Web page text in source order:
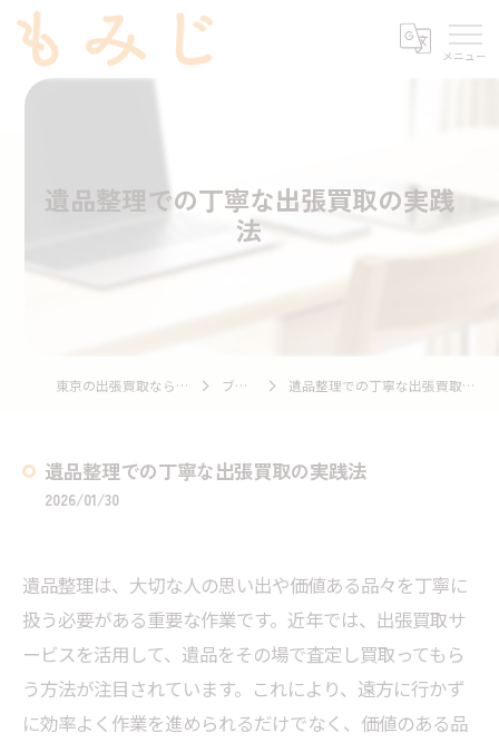
遺品整理での丁寧な出張買取の実践
法
東京の出張買取ならもみじ ブログ 遺品整理での丁寧な出張買取の実践法
遺品整理での丁寧な出張買取の実践法
2026/01/30
遺品整理は、大切な人の思い出や価値ある品々を丁寧に
扱う必要がある重要な作業です。近年では、出張買取サ
ービスを活用して、遺品をその場で査定し買取ってもら
う方法が注目されています。これにより、遠方に行かず
に効率よく作業を進められるだけでなく、価値のある品